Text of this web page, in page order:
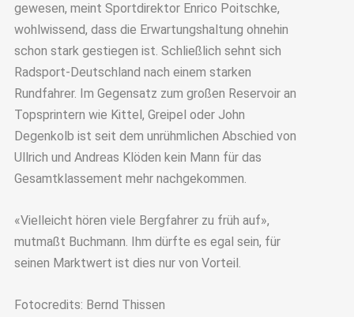
gewesen, meint Sportdirektor Enrico Poitschke,
wohlwissend, dass die Erwartungshaltung ohnehin
schon stark gestiegen ist. Schließlich sehnt sich
Radsport-Deutschland nach einem starken
Rundfahrer. Im Gegensatz zum großen Reservoir an
Topsprintern wie Kittel, Greipel oder John
Degenkolb ist seit dem unrühmlichen Abschied von
Ullrich und Andreas Klöden kein Mann für das
Gesamtklassement mehr nachgekommen.
«Vielleicht hören viele Bergfahrer zu früh auf»,
mutmaßt Buchmann. Ihm dürfte es egal sein, für
seinen Marktwert ist dies nur von Vorteil.
Fotocredits: Bernd Thissen